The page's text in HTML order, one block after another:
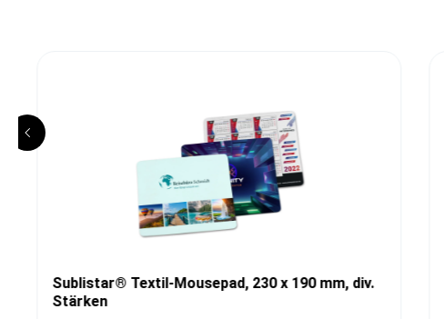
Sublistar® Textil-Mousepad, 230 x 190 mm, div.
Stärken